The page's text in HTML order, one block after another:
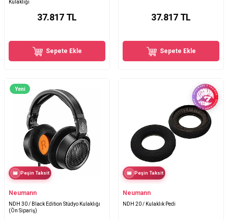
Kulaklığı
37.817TL
Sepete Ekle
37.817TL
Sepete Ekle
Yeni
Peşin Taksit
Neumann
NDH 30 / Black Edition Stüdyo Kulaklığı
(Ön Sipariş)
Peşin Taksit
Neumann
NDH 20 / Kulaklık Pedi